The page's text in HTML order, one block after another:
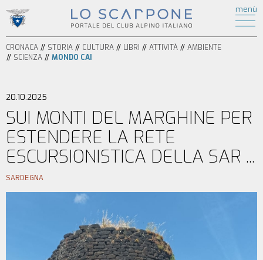
menù
HOME
CRONACA
STORIA
AMBIENTE
SCIENZA
ITINERARI
PODCAST
VIDEO
ATTIVITÀ
ESCURSIONISMO
ALPINISMO
ARRAMPICATA
SPELEOLOGIA
SCI
ALPINISMO
CIASPOLE
CASCATE
CRONACA STORIA CULTURA LIBRI ATTIVITÀ
AMBIENTE
SCIENZA
MONDO CAI
20.10.2025
SUI MONTI DEL MARGHINE PER
ESTENDERE LA RETE
ESCURSIONISTICA DELLA SAR ...
SARDEGNA